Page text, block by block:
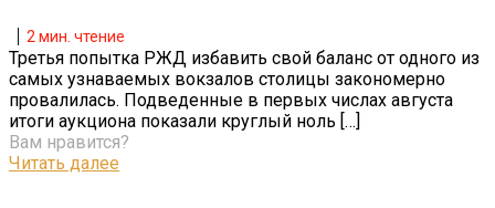
2 мин. чтение
Третья попытка РЖД избавить свой баланс от одного из
самых узнаваемых вокзалов столицы закономерно
провалилась. Подведенные в первых числах августа
итоги аукциона показали круглый ноль […]
Вам нравится?
Читать далее